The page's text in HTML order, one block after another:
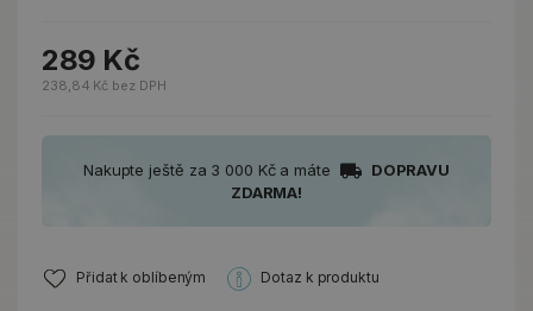
289 Kč
238,84 Kč bez DPH
Nakupte ještě za 3 000 Kč a máte
DOPRAVU
ZDARMA!
Přidat k oblíbeným Dotaz k produktu